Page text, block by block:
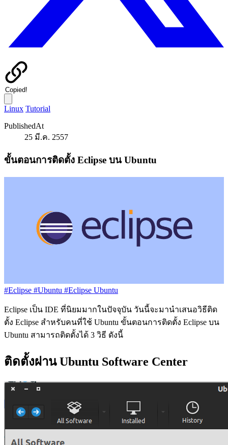
Copied!
Linux Tutorial
PublishedAt
25 มี.ค. 2557
ขั้นตอนการติดตั้ง Eclipse บน Ubuntu
#Eclipse #Ubuntu #Eclipse Ubuntu
Eclipse เป็น IDE ที่นิยมมากในปัจจุบัน วันนี้จะมานำเสนอวิธีติด
ตั้ง Eclipse สำหรับคนที่ใช้ Ubuntu ขั้นตอนการติดตั้ง Eclipse บน
Ubuntu สามารถติดตั้งได้ 3 วิธี ดังนี้
ติดตั้งผ่าน Ubuntu Software Center